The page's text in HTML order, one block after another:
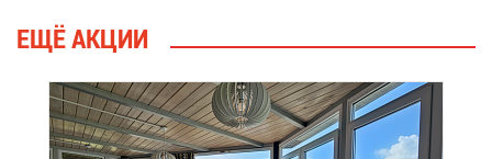
ЕЩЁ АК­ЦИИ